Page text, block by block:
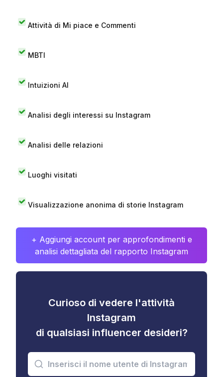
Attività di Mi piace e Commenti
MBTI
Intuizioni AI
Analisi degli interessi su Instagram
Analisi delle relazioni
Luoghi visitati
Visualizzazione anonima di storie Instagram
+ Aggiungi account per approfondimenti e
analisi dettagliata del rapporto Instagram
Curioso di vedere l'attività
Instagram
di qualsiasi influencer desideri?